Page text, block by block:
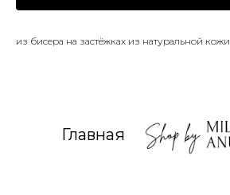
из бисера на застёжках из натуральной кожи
Главная